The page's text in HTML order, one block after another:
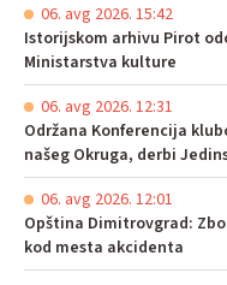
06. avg 2026. 15:42
Istorijskom arhivu Pirot
Ministarstva kulture
06. avg 2026. 12:31
Održana Konferencija
našeg Okruga, derbi
06. avg 2026. 12:01
Opština Dimitrovgrad:
kod mesta akcidenta